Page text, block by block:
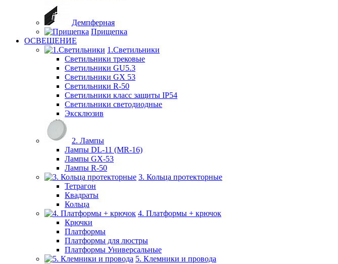
Демпферная
Прищепка
ОСВЕЩЕНИЕ
1.Светильники
Светильники трековые
Светильники GU5.3
Светильники GX 53
Светильники R-50
Светильники класс защиты IP54
Светильники светодиодные
Эксклюзив
2. Лампы
Лампы DL-11 (MR-16)
Лампы GX-53
Лампы R-50
3. Кольца протекторные
Тетрагон
Квадраты
Кольца
4. Платформы + крючок
Крючки
Платформы
Платформы для люстры
Платформы Универсальные
5. Клемники и провода